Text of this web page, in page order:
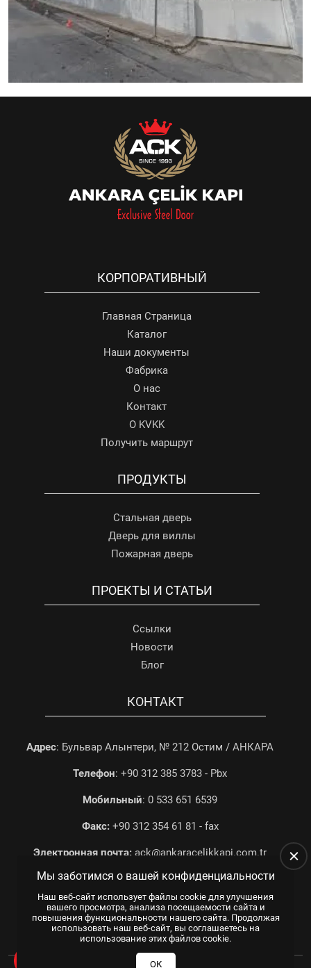
КОРПОРАТИВНЫЙ
Главная Страница
Каталог
Наши документы
Фабрика
О нас
Контакт
О KVKK
Получить маршрут
ПРОДУКТЫ
Стальная дверь
Дверь для виллы
Пожарная дверь
ПРОЕКТЫ И СТАТЬИ
Ссылки
Новости
Блог
КОНТАКТ
Адрес: Бульвар Алынтери, № 212 Остим / АНКАРА
Телефон: +90 312 385 3783 - Pbx
Мобильный: 0 533 651 6539
Факс:+90 312 354 61 81 - fax
Электронная почта: ack@ankaracelikkapi.com.tr
WEB TASARIM
Мы заботимся о вашей конфиденциальности
Наш веб-сайт использует файлы cookie для улучшения
вашего просмотра, анализа посещаемости сайта и
повышения функциональности нашего сайта. Продолжая
использовать наш веб-сайт, вы соглашаетесь на
использование этих файлов cookie.
ОК